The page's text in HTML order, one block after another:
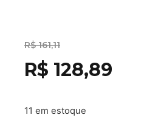
R$161,11
R$ 128,89
11 em estoque